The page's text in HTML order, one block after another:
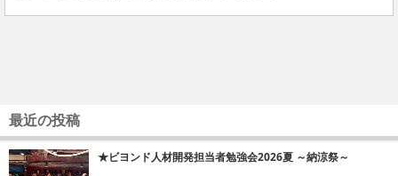
最近の投稿
★ビヨンド人材開発担当者勉強会2026夏 ～納涼祭～